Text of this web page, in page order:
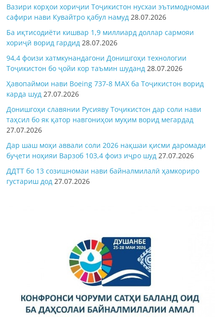
Вазири корҳои хориҷии Тоҷикистон нусхаи эътимодномаи
сафири нави Кувайтро қабул намуд 28.07.2026
Ба иқтисодиёти кишвар 1,9 миллиард доллар сармояи
хориҷӣ ворид гардид 28.07.2026
94,4 фоизи хатмкунандагони Донишгоҳи технологии
Тоҷикистон бо ҷойи кор таъмин шуданд 28.07.2026
Ҳавопаймои нави Boeing 737-8 MAX ба Тоҷикистон ворид
карда шуд 27.07.2026
Донишгоҳи славянии Русияву Тоҷикистон дар соли нави
таҳсил бо як қатор навгониҳои муҳим ворид мегардад
27.07.2026
Дар шаш моҳи аввали соли 2026 нақшаи қисми даромади
буҷети ноҳияи Варзоб 103,4 фоиз иҷро шуд 27.07.2026
ДДТТ бо 13 созишномаи нави байналмилалӣ ҳамкориро
густариш дод 27.07.2026